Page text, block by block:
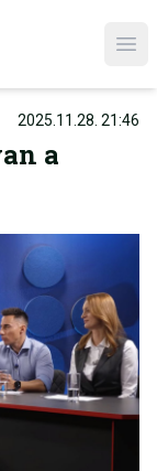
2025.11.28. 21:46
a